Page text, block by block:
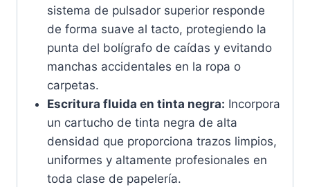
sistema de pulsador superior responde
de forma suave al tacto, protegiendo la
punta del bolígrafo de caídas y evitando
manchas accidentales en la ropa o
carpetas.
Escritura fluida en tinta negra: Incorpora
un cartucho de tinta negra de alta
densidad que proporciona trazos limpios,
uniformes y altamente profesionales en
toda clase de papelería.